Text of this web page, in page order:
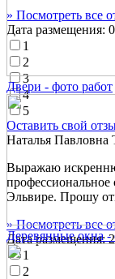
» Посмотреть все
Дата размещения:
1
2
3
4
5
Оставить свой
Наталья Павловна
Выражаю
Эльвире. Прошу
» Посмотреть все
Дата размещения:
1
2
Двери - фото работ
Деревянные окна -